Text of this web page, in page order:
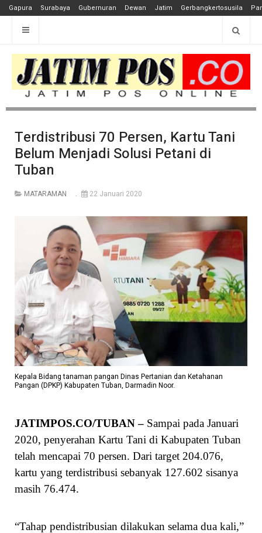
Gapura Surabaya Gubernuran Dewan Jatim Gerbangkertosusila
Terdistribusi 70 Persen, Kartu Tani
Belum Menjadi Solusi Petani di
Tuban
MATARAMAN 22 Januari 2020
Kepala Bidang tanaman pangan Dinas Pertanian dan Ketahanan
Pangan (DPKP) Kabupaten Tuban, Darmadin Noor.
JATIMPOS.CO/TUBAN – Sampai pada Januari
2020, penyerahan Kartu Tani di Kabupaten Tuban
telah mencapai 70 persen. Dari target 204.076,
kartu yang terdistribusi sebanyak 127.602 sisanya
masih 76.474.
“Tahap pendistribusian dilakukan selama dua kali,”